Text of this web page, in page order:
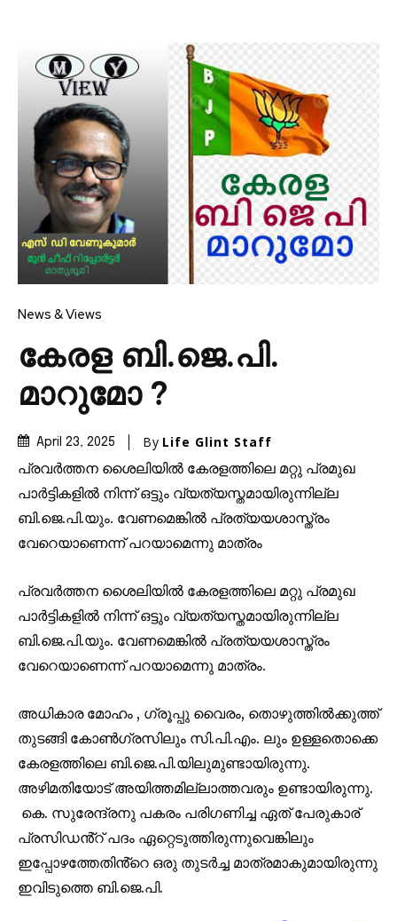
News & Views
കേരള ബി.ജെ.പി.
മാറുമോ ?
April 23, 2025 By Life Glint Staff
പ്രവർത്തന ശൈലിയിൽ കേരളത്തിലെ മറ്റു പ്രമുഖ
പാർട്ടികളിൽ നിന്ന് ഒട്ടും വ്യത്യസ്തമായിരുന്നില്ല
ബി.ജെ.പി.യും. വേണമെങ്കിൽ പ്രത്യയശാസ്ത്രം
വേറെയാണെന്ന് പറയാമെന്നു മാത്രം
പ്രവർത്തന ശൈലിയിൽ കേരളത്തിലെ മറ്റു പ്രമുഖ
പാർട്ടികളിൽ നിന്ന് ഒട്ടും വ്യത്യസ്തമായിരുന്നില്ല
ബി.ജെ.പി.യും. വേണമെങ്കിൽ പ്രത്യയശാസ്ത്രം
വേറെയാണെന്ന് പറയാമെന്നു മാത്രം.
അധികാര മോഹം , ഗ്രൂപ്പു വൈരം, തൊഴുത്തിൽക്കുത്ത്
തുടങ്ങി കോൺഗ്രസിലും സി.പി.എം. ലും ഉള്ളതൊക്കെ
കേരളത്തിലെ ബി.ജെ.പി.യിലുമുണ്ടായിരുന്നു.
അഴിമതിയോട് അയിത്തമില്ലാത്തവരും ഉണ്ടായിരുന്നു.
കെ. സുരേന്ദ്രനു പകരം പരിഗണിച്ച ഏത് പേരുകാര്
പ്രസിഡൻ്റ് പദം ഏറ്റെടുത്തിരുന്നുവെങ്കിലും
ഇപ്പോഴത്തേതിൻ്റെ ഒരു തുടർച്ച മാത്രമാകുമായിരുന്നു
ഇവിടുത്തെ ബി.ജെ.പി.